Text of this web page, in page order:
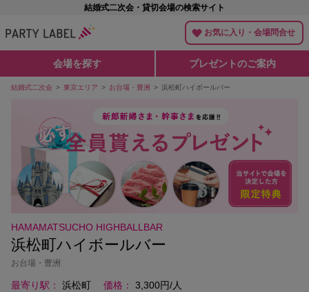
結婚式二次会・貸切会場の検索サイト
お気に入り・会場問合せ
会場を探す プレゼントのご案内
結婚式二次会 東京エリア お台場・豊洲 浜松町ハイボールバー
HAMAMATSUCHO HIGHBALLBAR
浜松町ハイボールバー
お台場・豊洲
最寄り駅 浜松町 価格
3,300円/人